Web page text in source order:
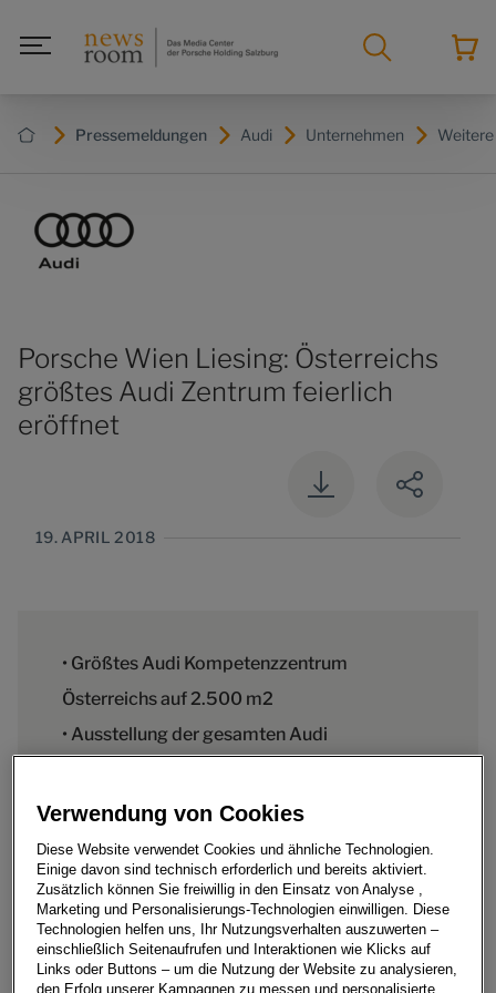
Pressemeldungen Audi Unternehmen
Porsche Wien Liesing: Österreichs
größtes Audi Zentrum feierlich
eröffnet
19. APRIL 2018
• Größtes Audi Kompetenzzentrum
Österreichs auf 2.500 m2
• Ausstellung der gesamten Audi
• Lizenzierter Audi Sport Händler
• R8- und E-Mobilitätsstützpunkt
Am Donnerstag, den 19. April 2018, fand bei Porsche
Wien-Liesing die feierliche Eröffnung des größten Audi
Verwendung von Cookies
Diese Website verwendet Cookies und ähnliche Technologien.
Einige davon sind technisch erforderlich und bereits aktiviert.
Zusätzlich können Sie freiwillig in den Einsatz von Analyse ,
Marketing und Personalisierungs-Technologien einwilligen. Diese
Technologien helfen uns, Ihr Nutzungsverhalten auszuwerten –
einschließlich Seitenaufrufen und Interaktionen wie Klicks auf
Links oder Buttons – um die Nutzung der Website zu analysieren,
den Erfolg unserer Kampagnen zu messen und personalisierte